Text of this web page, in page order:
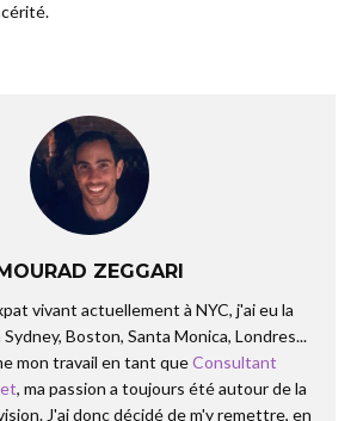
ZEGGARI
vivant actuellement à NYC, j'ai eu la
Boston, Santa Monica, Londres...
mon travail en tant queConsultant
, ma passion a toujours été autour de la
J'ai donc décidé de m'y remettre, en